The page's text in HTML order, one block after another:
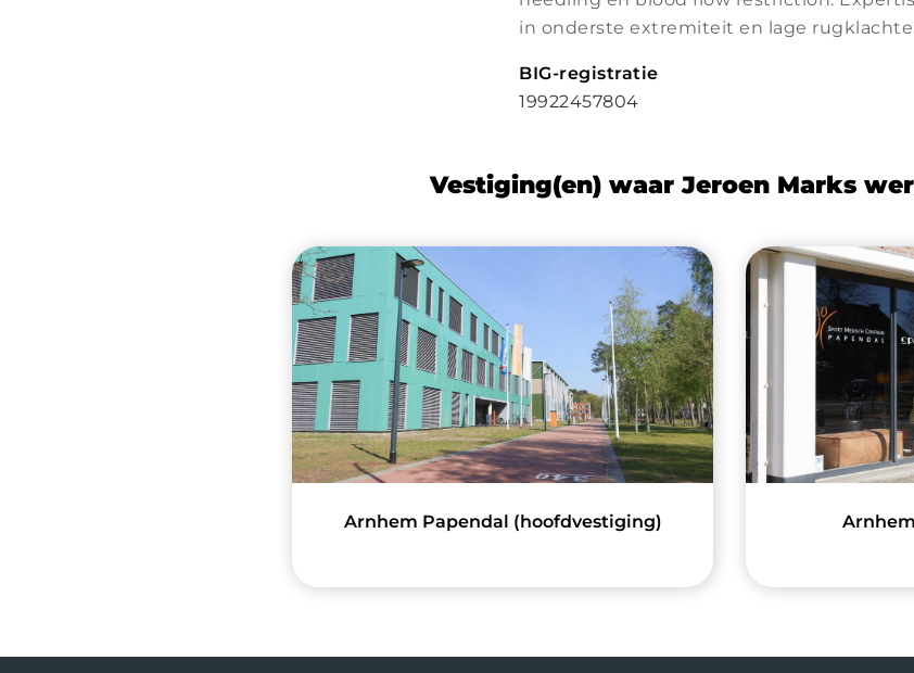
in onderste extremiteit en lage
BIG-registratie
19922457804
Vestiging(en) waar Jeroen Marks
Arnhem Papendal (hoofdvestiging)